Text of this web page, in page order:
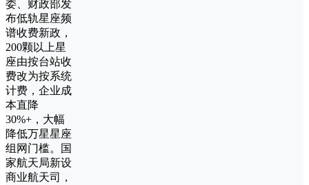
委、财政部发
布低轨星座频
谱收费新政，
200颗以上星
座由按台站收
费改为按系统
计费，企业成
本直降
30%+，大幅
降低万星星座
组网门槛。国
家航天局新设
商业航天司，